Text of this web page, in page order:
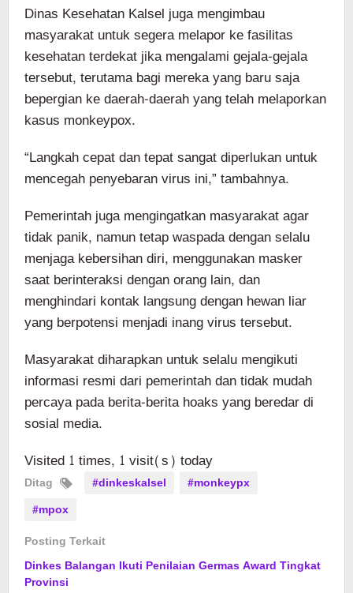
Dinas Kesehatan Kalsel juga mengimbau
masyarakat untuk segera melapor ke fasilitas
kesehatan terdekat jika mengalami gejala-gejala
tersebut, terutama bagi mereka yang baru saja
bepergian ke daerah-daerah yang telah melaporkan
kasus monkeypox.
“Langkah cepat dan tepat sangat diperlukan untuk
mencegah penyebaran virus ini,” tambahnya.
Pemerintah juga mengingatkan masyarakat agar
tidak panik, namun tetap waspada dengan selalu
menjaga kebersihan diri, menggunakan masker
saat berinteraksi dengan orang lain, dan
menghindari kontak langsung dengan hewan liar
yang berpotensi menjadi inang virus tersebut.
Masyarakat diharapkan untuk selalu mengikuti
informasi resmi dari pemerintah dan tidak mudah
percaya pada berita-berita hoaks yang beredar di
sosial media.
Visited 1 times, 1 visit(s) today
Ditag #dinkeskalsel
#monkeypx
#mpox
Posting Terkait
Dinkes Balangan Ikuti Penilaian Germas Award Tingkat
Provinsi